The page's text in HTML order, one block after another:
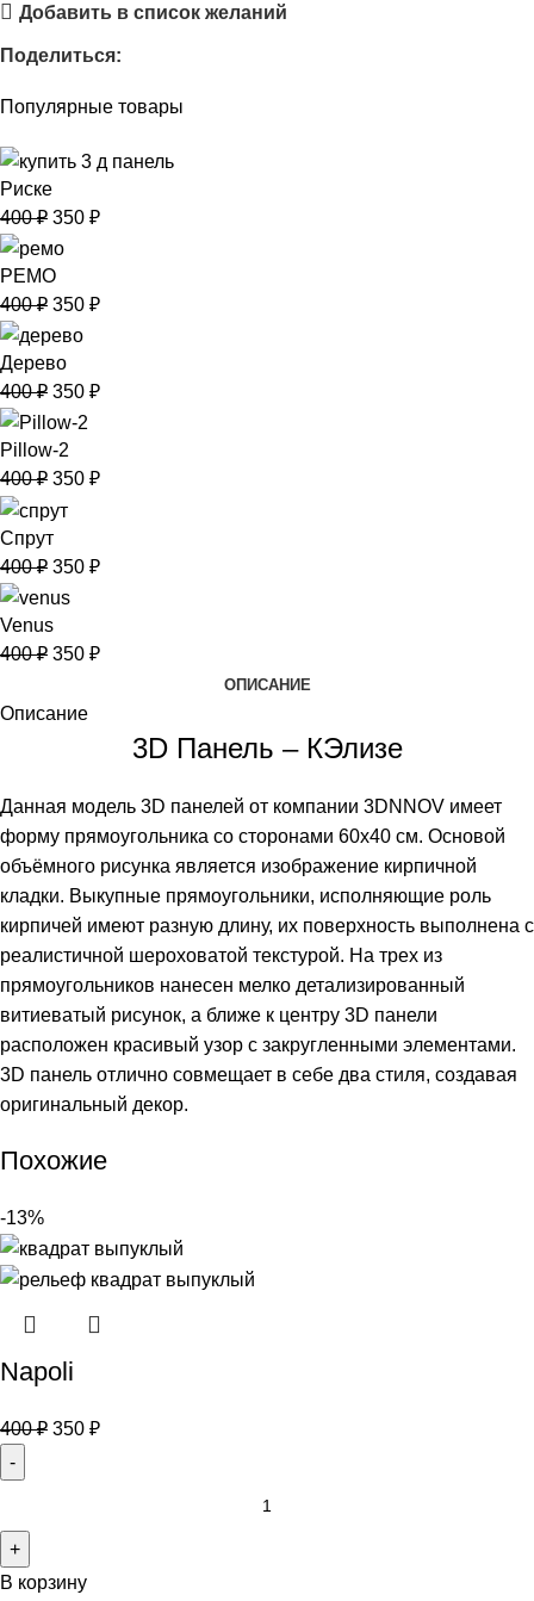
Добавить в список желаний
Поделиться:
Популярные товары
Риске
400₽ 350 ₽
РЕМО
400₽ 350 ₽
Дерево
400₽ 350 ₽
Pillow-2
400₽ 350 ₽
Спрут
400₽ 350 ₽
Venus
400₽ 350 ₽
ОПИСАНИЕ
Описание
3D Панель – КЭлизе
Данная модель 3D панелей от компании 3DNNOV имеет
форму прямоугольника со сторонами 60х40 см. Основой
объёмного рисунка является изображение кирпичной
кладки. Выкупные прямоугольники, исполняющие роль
кирпичей имеют разную длину, их поверхность выполнена с
реалистичной шероховатой текстурой. На трех из
прямоугольников нанесен мелко детализированный
витиеватый рисунок, а ближе к центру 3D панели
расположен красивый узор с закругленными элементами.
3D панель отлично совмещает в себе два стиля, создавая
оригинальный декор.
Похожие
-13%
Napoli
400₽ 350 ₽
В корзину